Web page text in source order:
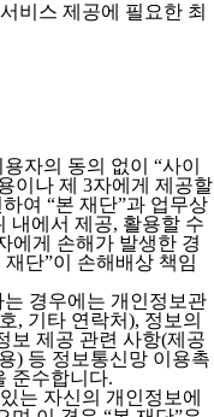
비스 제공에 필요한 최
자의 동의 없이 “사이
이나 제 3자에게 제공할
여 “본 재단”과 업무상
내에서 제공, 활용할 수
에게 손해가 발생한 경
단”이 손해배상 책임
경우에는 개인정보관
, 기타 연락처), 정보의
보 제공 관련 사항(제공
) 등 정보통신망 이용촉
준수합니다.
는 자신의 개인정보에